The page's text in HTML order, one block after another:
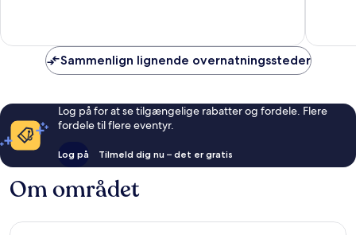
anmeldelser
Sammenlign lignende overnatningssteder
Log på for at se tilgængelige rabatter og fordele. Flere
fordele til flere eventyr.
Log på Tilmeld dig nu – det er gratis
Om området